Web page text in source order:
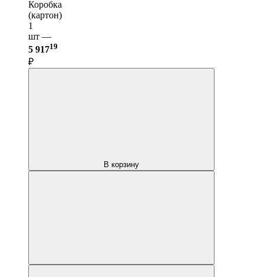
Коробка
(картон)
1
шт —
5 91719
₽
В корзину